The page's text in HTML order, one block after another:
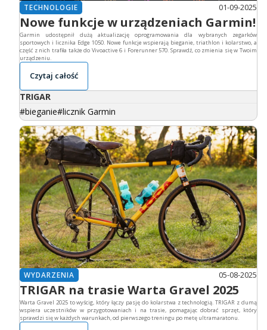
TECHNOLOGIE 01-09-2025
Nowe funkcje w urządzeniach Garmin!
Garmin udostępnił dużą aktualizację oprogramowania dla wybranych zegarków
sportowych i licznika Edge 1050. Nowe funkcje wspierają bieganie, triathlon i kolarstwo, a
część z nich trafiła także do Vivoactive 6 i Forerunner 570. Sprawdź, co zmienia się w Twoim
urządzeniu.
Czytaj całość
TRIGAR
bieganie licznik Garmin
WYDARZENIA 05-08-2025
TRIGAR na trasie Warta Gravel 2025
Warta Gravel 2025 to wyścig, który łączy pasję do kolarstwa z technologią. TRIGAR z dumą
wspiera uczestników w przygotowaniach i na trasie, pomagając dobrać sprzęt, który
sprawdzi się w każdych warunkach, od pierwszego treningu po metę ultramaratonu.